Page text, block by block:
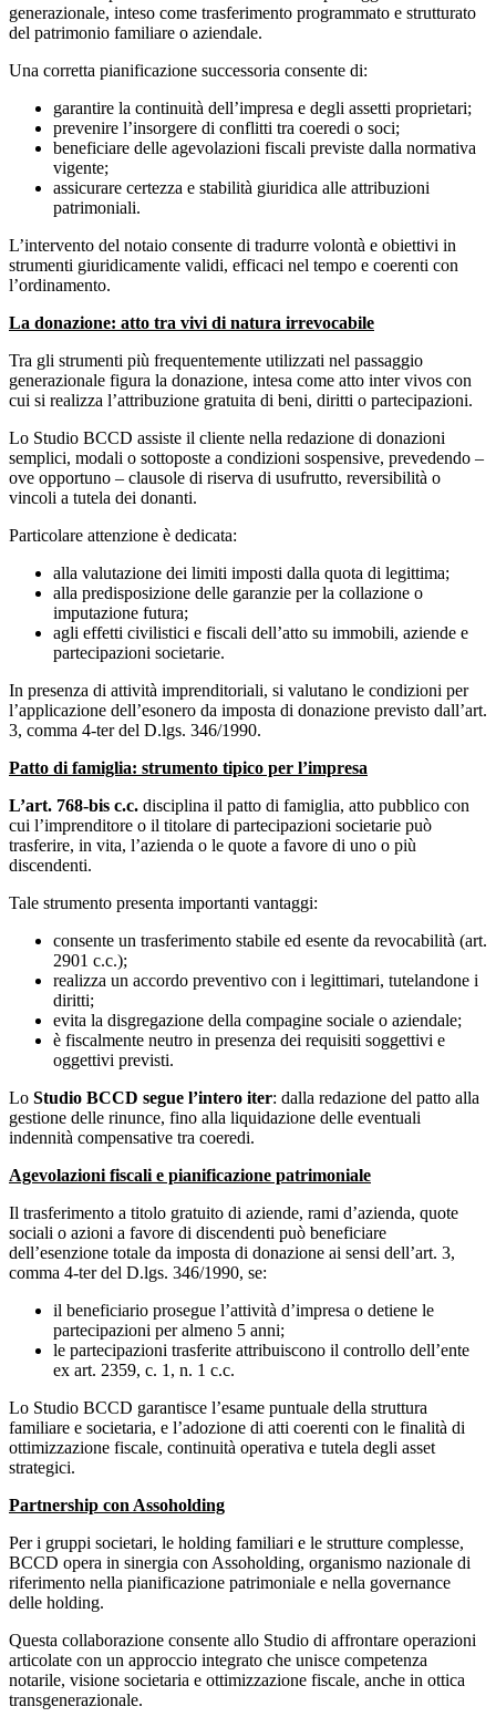
generazionale, inteso come trasferimento programmato e strutturato
del patrimonio familiare o aziendale.
Una corretta pianificazione successoria consente di:
garantire la continuità dell’impresa e degli assetti proprietari;
prevenire l’insorgere di conflitti tra coeredi o soci;
beneficiare delle agevolazioni fiscali previste dalla normativa
vigente;
assicurare certezza e stabilità giuridica alle attribuzioni
patrimoniali.
L’intervento del notaio consente di tradurre volontà e obiettivi in
strumenti giuridicamente validi, efficaci nel tempo e coerenti con
l’ordinamento.
La donazione: atto tra vivi di natura irrevocabile
Tra gli strumenti più frequentemente utilizzati nel passaggio
generazionale figura la donazione, intesa come atto inter vivos con
cui si realizza l’attribuzione gratuita di beni, diritti o partecipazioni.
Lo Studio BCCD assiste il cliente nella redazione di donazioni
semplici, modali o sottoposte a condizioni sospensive, prevedendo –
ove opportuno – clausole di riserva di usufrutto, reversibilità o
vincoli a tutela dei donanti.
Particolare attenzione è dedicata:
alla valutazione dei limiti imposti dalla quota di legittima;
alla predisposizione delle garanzie per la collazione o
imputazione futura;
agli effetti civilistici e fiscali dell’atto su immobili, aziende e
partecipazioni societarie.
In presenza di attività imprenditoriali, si valutano le condizioni per
l’applicazione dell’esonero da imposta di donazione previsto dall’art.
3, comma 4-ter del D.lgs. 346/1990.
Patto di famiglia: strumento tipico per l’impresa
L’art. 768-bis c.c. disciplina il patto di famiglia, atto pubblico con
cui l’imprenditore o il titolare di partecipazioni societarie può
trasferire, in vita, l’azienda o le quote a favore di uno o più
discendenti.
Tale strumento presenta importanti vantaggi:
consente un trasferimento stabile ed esente da revocabilità (art.
2901 c.c.);
realizza un accordo preventivo con i legittimari, tutelandone i
diritti;
evita la disgregazione della compagine sociale o aziendale;
è fiscalmente neutro in presenza dei requisiti soggettivi e
oggettivi previsti.
Lo Studio BCCD segue l’intero iter: dalla redazione del patto alla
gestione delle rinunce, fino alla liquidazione delle eventuali
indennità compensative tra coeredi.
Agevolazioni fiscali e pianificazione patrimoniale
Il trasferimento a titolo gratuito di aziende, rami d’azienda, quote
sociali o azioni a favore di discendenti può beneficiare
dell’esenzione totale da imposta di donazione ai sensi dell’art. 3,
comma 4-ter del D.lgs. 346/1990, se:
il beneficiario prosegue l’attività d’impresa o detiene le
partecipazioni per almeno 5 anni;
le partecipazioni trasferite attribuiscono il controllo dell’ente
ex art. 2359, c. 1, n. 1 c.c.
Lo Studio BCCD garantisce l’esame puntuale della struttura
familiare e societaria, e l’adozione di atti coerenti con le finalità di
ottimizzazione fiscale, continuità operativa e tutela degli asset
strategici.
Partnership con Assoholding
Per i gruppi societari, le holding familiari e le strutture complesse,
BCCD opera in sinergia con Assoholding, organismo nazionale di
riferimento nella pianificazione patrimoniale e nella governance
delle holding.
Questa collaborazione consente allo Studio di affrontare operazioni
articolate con un approccio integrato che unisce competenza
notarile, visione societaria e ottimizzazione fiscale, anche in ottica
transgenerazionale.